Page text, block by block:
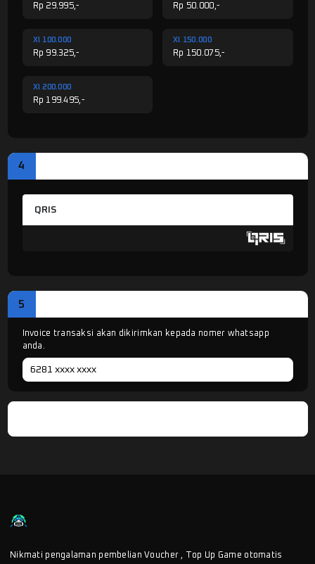
Rp 29.995,- Rp 50.000,-
Xl 100.000
Rp 99.325,-
Xl 150.000
Rp 150.075,-
Xl 200.000
Rp 199.495,-
4
QRIS
5
Invoice transaksi akan dikirimkan kepada nomer whatsapp
anda.
Nikmati pengalaman pembelian Voucher , Top Up Game otomatis